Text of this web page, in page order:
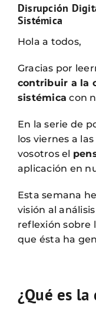
Disrupción
Sistémica
Hola a todos,
Gracias por
contribuir a la
sistémica con
En la serie de
los viernes a
vosotros el
aplicación en
Esta semana
visión al
reflexión sobre
que ésta ha
¿Qué es